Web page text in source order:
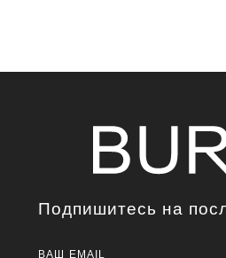
Подпишитесь на